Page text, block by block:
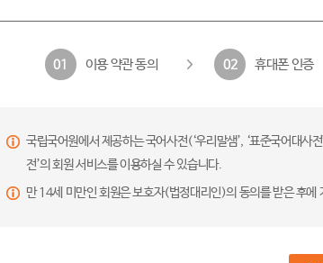
01 이용 약관 동의 02 휴대폰 인증
국립국어원에서 제공하는 국어사전(‘우리말샘’, ‘표준국어대
전’의 회원 서비스를 이용하실 수 있습니다.
만 14세 미만인 회원은 보호자(법정대리인)의 동의를 받은 후에